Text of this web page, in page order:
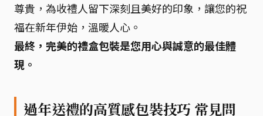
尊貴，為收禮人留下深刻且美好的印象，讓您的祝
福在新年伊始，溫暖人心。
最終，完美的禮盒包裝是您用心與誠意的最佳體
現。
過年送禮的高質感包裝技巧 常見問